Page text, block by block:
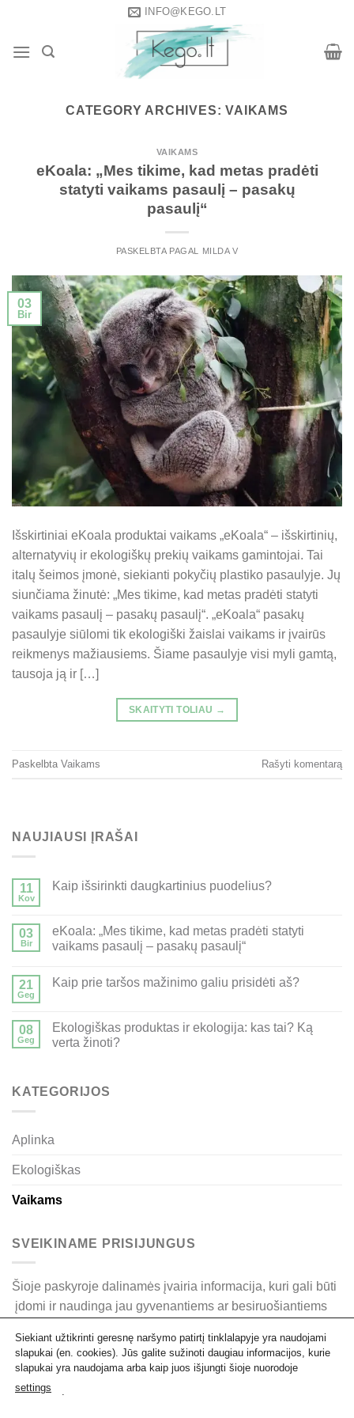
content
INFO@KEGO.LT
CATEGORY ARCHIVES:VAIKAMS
VAIKAMS
eKoala: „Mes tikime, kad metas pradėti
statyti vaikams pasaulį – pasakų
pasaulį“
PASKELBTA PAGAL MILDA V
03
Bir
Išskirtiniai eKoala produktai vaikams „eKoala“ – išskirtinių,
alternatyvių ir ekologiškų prekių vaikams gamintojai. Tai
italų šeimos įmonė, siekianti pokyčių plastiko pasaulyje. Jų
siunčiama žinutė: „Mes tikime, kad metas pradėti statyti
vaikams pasaulį – pasakų pasaulį“. „eKoala“ pasakų
pasaulyje siūlomi tik ekologiški žaislai vaikams ir įvairūs
reikmenys mažiausiems. Šiame pasaulyje visi myli gamtą,
tausoja ją ir […]
SKAITYTI TOLIAU →
Paskelbta Vaikams Rašyti komentarą
NAUJIAUSI ĮRAŠAI
11
Kov
Kaip išsirinkti daugkartinius puodelius?
03
Bir
eKoala: „Mes tikime, kad metas pradėti statyti
vaikams pasaulį – pasakų pasaulį“
21
Geg
Kaip prie taršos mažinimo galiu prisidėti aš?
08
Geg
Ekologiškas produktas ir ekologija: kas tai? Ką
verta žinoti?
KATEGORIJOS
Aplinka
Ekologiškas
Vaikams
SVEIKINAME PRISIJUNGUS
Šioje paskyroje dalinamės įvairia informacija, kuri gali būti
įdomi ir naudinga jau gyvenantiems ar besiruošiantiems
Kego komanda nori palinkėti malonaus skaitymo. Tikimės
Jums patiks.
Siekiant užtikrinti geresnę naršymo patirtį tinklalapyje yra naudojami
slapukai (en. cookies). Jūs galite sužinoti daugiau informacijos, kurie
slapukai yra naudojama arba kaip juos išjungti šioje nuorodoje
settings
.